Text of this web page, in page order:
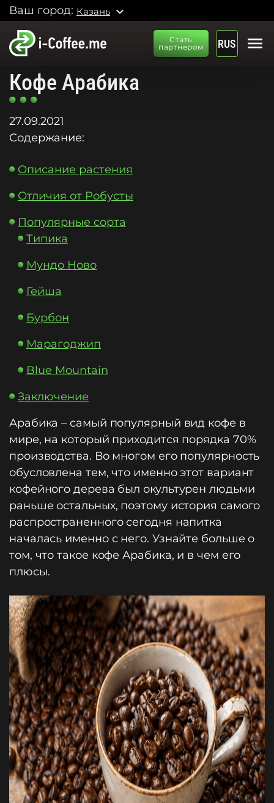
Ваш город: Казань expand_more
Стать
партнером
RUS menu
Кофе Арабика
27.09.2021
Содержание:
Описание растения
Отличия от Робусты
Популярные сорта
Типика
Мундо Ново
Гейша
Бурбон
Марагоджип
Blue Mountain
Заключение
Арабика – самый популярный вид кофе в
мире, на который приходится порядка 70%
производства. Во многом его популярность
обусловлена тем, что именно этот вариант
кофейного дерева был окультурен людьми
раньше остальных, поэтому история самого
распространенного сегодня напитка
началась именно с него. Узнайте больше о
том, что такое кофе Арабика, и в чем его
плюсы.